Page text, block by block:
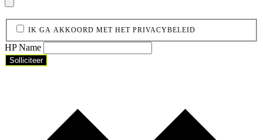
IK GA AKKOORD MET HET PRIVACYBELEID
HP Name
Solliciteer